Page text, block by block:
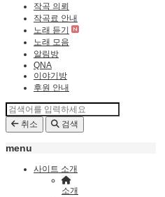
작곡 의뢰
작곡료 안내
노래 듣기
노래 모음
알림방
QNA
이야기방
후원 안내
취소 검색
menu
사이트 소개
소개